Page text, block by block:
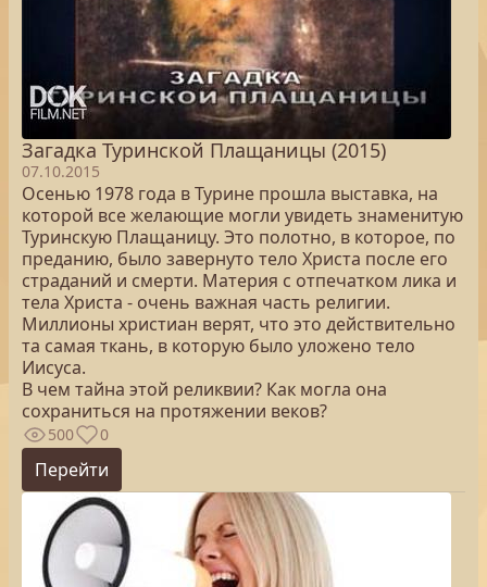
Загадка Туринской Плащаницы (2015)
07.10.2015
Осенью 1978 года в Турине прошла выставка, на
которой все желающие могли увидеть знаменитую
Туринскую Плащаницу. Это полотно, в которое, по
преданию, было завернуто тело Христа после его
страданий и смерти. Материя с отпечатком лика и
тела Христа - очень важная часть религии.
Миллионы христиан верят, что это действительно
та самая ткань, в которую было уложено тело
Иисуса.
В чем тайна этой реликвии? Как могла она
сохраниться на протяжении веков?
500 0
Перейти